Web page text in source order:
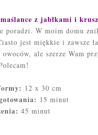
z jabłkami i
poradzi. W moim domu
jest miękkie i zawsze
ale szerze Wam
12 x 30 cm
15 minut
45 minut